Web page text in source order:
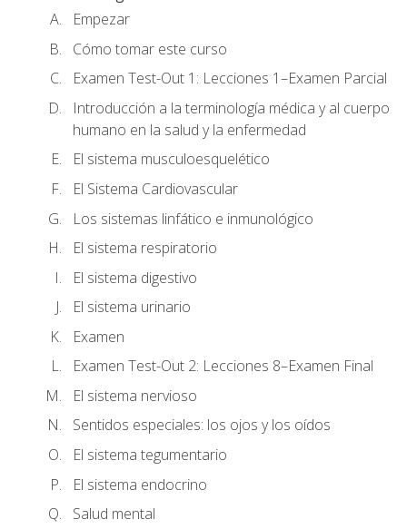
Empezar
Cómo tomar este curso
Examen Test-Out 1: Lecciones 1–Examen Parcial
Introducción a la terminología médica y al cuerpo
humano en la salud y la enfermedad
El sistema musculoesquelético
El Sistema Cardiovascular
Los sistemas linfático e inmunológico
El sistema respiratorio
El sistema digestivo
El sistema urinario
Examen
Examen Test-Out 2: Lecciones 8–Examen Final
El sistema nervioso
Sentidos especiales: los ojos y los oídos
El sistema tegumentario
El sistema endocrino
Salud mental